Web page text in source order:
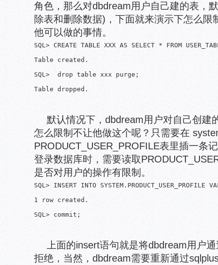
角色，那么对dbdream用户自己建的表，
除表和删除数据)，下面就来演示下怎么限
他可以做的事情。
SQL> CREATE TABLE XXX AS SELECT * FROM
Table created.
SQL>  drop table xxx purge;
默认情况下，dbdream用户对自己创建
怎么限制不让他做这个呢？只需要在
PRODUCT_USER_PROFILE表里插一条
登录数据库时，需要读取
是否对用户的操作有限制。
SQL> INSERT INTO
1 row created.
上面的insert语句就是将dbdream用户
拒绝，当然，dbdream需要重新通过